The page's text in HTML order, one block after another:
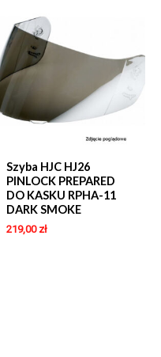
Szyba HJC HJ26
PINLOCK PREPARED
DO KASKU RPHA-11
DARK SMOKE
219,00 zł